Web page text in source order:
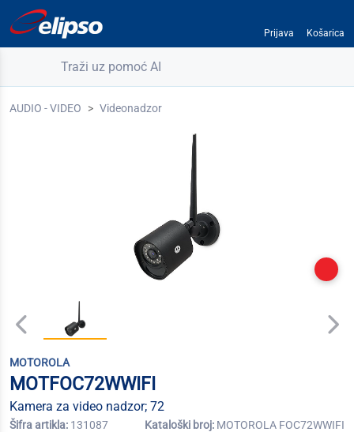
Prijava Košarica
Traži uz pomoć AI
AUDIO - VIDEO Videonadzor
MOTOROLA
MOTFOC72WWIFI
Kamera za video nadzor; 72
Šifra artikla: 131087 Kataloški broj: MOTOROLA FOC72WWIFI